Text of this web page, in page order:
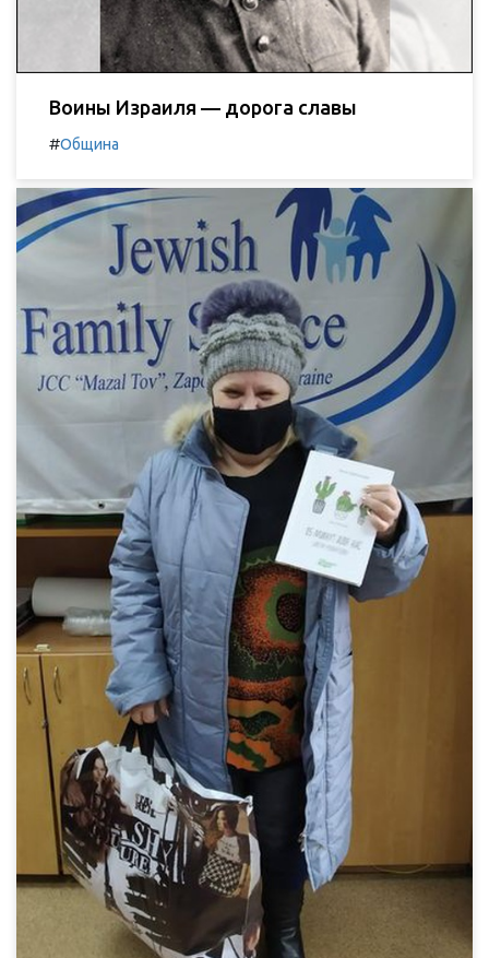
Воины Израиля — дорога славы
#Община